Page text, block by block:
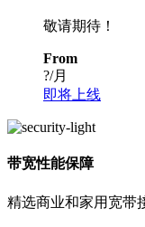
敬请期待！
From
?/月
即将上线
带宽性能保障
精选商业和家用宽带